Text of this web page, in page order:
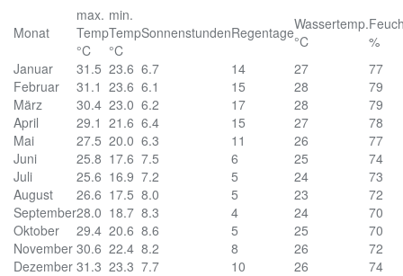
Monat
max.
Temp
°C
min.
Temp
°C
SonnenstundenRegentageWassertemp.
°C
%
Januar
31.5 23.6 6.7 14 27
77
Februar
31.1 23.6 6.1 15 28
79
März
30.4 23.0 6.2 17 28
79
April
29.1 21.6 6.4 15 27
78
Mai
27.5 20.0 6.3 11 26
77
Juni
25.8 17.6 7.5 6 25
74
Juli
25.6 16.9 7.2 5 24
73
August
26.6 17.5 8.0 5 23
72
September28.0 18.7 8.3 4 24
70
Oktober
29.4 20.6 8.6 5 25
70
November 30.6 22.4 8.2 8 26
72
Dezember 31.3 23.3 7.7 10 26 74